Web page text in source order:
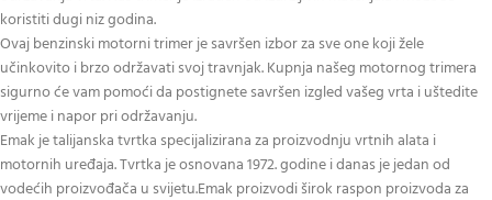
koristiti dugi niz godina.
Ovaj benzinski motorni trimer je savršen izbor za sve one koji žele
učinkovito i brzo održavati svoj travnjak. Kupnja našeg motornog trimera
sigurno će vam pomoći da postignete savršen izgled vašeg vrta i uštedite
vrijeme i napor pri održavanju.
Emak je talijanska tvrtka specijalizirana za proizvodnju vrtnih alata i
motornih uređaja. Tvrtka je osnovana 1972. godine i danas je jedan od
vodećih proizvođača u svijetu.Emak proizvodi širok raspon proizvoda za